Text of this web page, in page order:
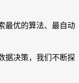
最优的算法、最自动
据决策，我们不断探